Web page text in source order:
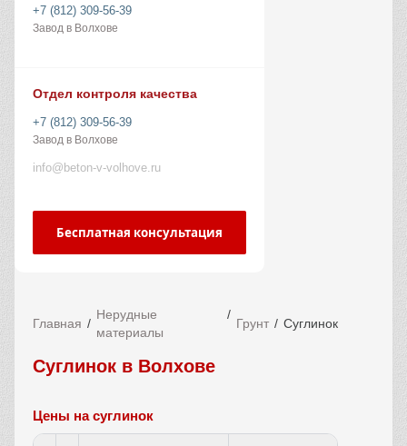
+7 (812) 309-56-39
Завод в Волхове
Отдел контроля качества
+7 (812) 309-56-39
Завод в Волхове
info@beton-v-volhove.ru
Бесплатная консультация
Главная
Нерудные
материалы
Грунт Суглинок
Суглинок в Волхове
Цены на суглинок